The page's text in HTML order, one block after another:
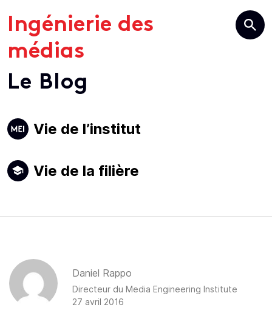
Ingénierie des
médias
Le Blog
Navigation
Vie de l’institut
Vie de la filière
Author
Daniel Rappo
Directeur du Media Engineering Institute
27 avril 2016